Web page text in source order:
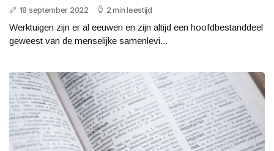
18 september 2022 2 min leestijd
Werktuigen zijn er al eeuwen en zijn altijd een hoofdbestanddeel
geweest van de menselijke samenlevi...